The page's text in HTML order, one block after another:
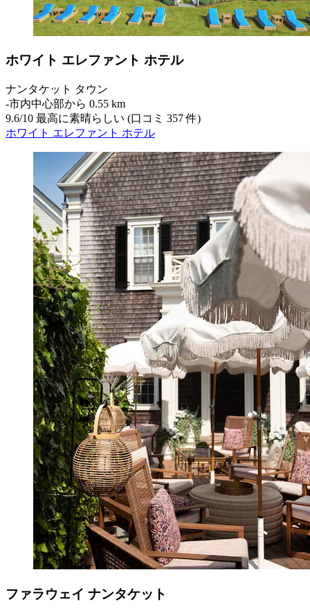
ホワイト エレファント ホテル
ナンタケット タウン
‐市内中心部から 0.55 km
9.6/10 最高に素晴らしい (口コミ 357 件)
ホワイト エレファント ホテル
ファラウェイ ナンタケット